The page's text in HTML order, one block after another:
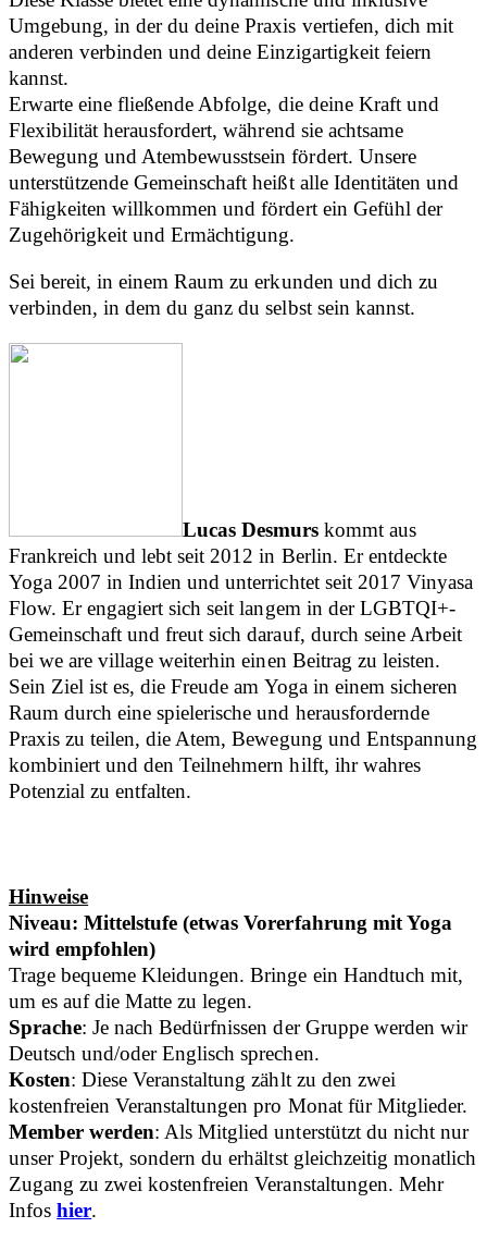
Umgebung, in der du deine Praxis vertiefen, dich mit
anderen verbinden und deine Einzigartigkeit feiern
kannst.
Erwarte eine fließende Abfolge, die deine Kraft und
Flexibilität herausfordert, während sie achtsame
Bewegung und Atembewusstsein fördert. Unsere
unterstützende Gemeinschaft heißt alle Identitäten und
Fähigkeiten willkommen und fördert ein Gefühl der
Zugehörigkeit und Ermächtigung.
Sei bereit, in einem Raum zu erkunden und dich zu
verbinden, in dem du ganz du selbst sein kannst.
Lucas Desmurskommt aus
Frankreich und lebt seit 2012 in Berlin. Er entdeckte
Yoga 2007 in Indien und unterrichtet seit 2017 Vinyasa
Flow. Er engagiert sich seit langem in der LGBTQI+-
Gemeinschaft und freut sich darauf, durch seine Arbeit
bei we are village weiterhin einen Beitrag zu leisten.
Sein Ziel ist es, die Freude am Yoga in einem sicheren
Raum durch eine spielerische und herausfordernde
Praxis zu teilen, die Atem, Bewegung und Entspannung
kombiniert und den Teilnehmern hilft, ihr wahres
Potenzial zu entfalten.
Hinweise
Niveau: Mittelstufe (etwas Vorerfahrung mit Yoga
wird empfohlen)
Trage bequeme Kleidungen. Bringe ein Handtuch mit,
um es auf die Matte zu legen.
Sprache: Je nach Bedürfnissen der Gruppe werden wir
Deutsch und/oder Englisch sprechen.
Kosten: Diese Veranstaltung zählt zu den zwei
kostenfreien Veranstaltungen pro Monat für Mitglieder.
Member werden: Als Mitglied unterstützt du nicht nur
unser Projekt, sondern du erhältst gleichzeitig monatlich
Zugang zu zwei kostenfreien Veranstaltungen. Mehr
Infoshier.